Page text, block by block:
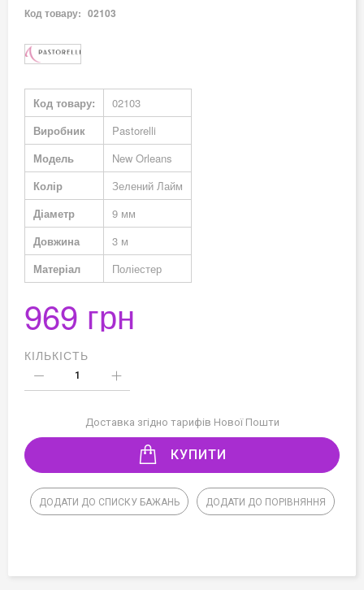
Код товару: 02103
Докладніше
Код товару:
02103
Виробник
Pastorelli
Модель
New Orleans
Колір
Зелений Лайм
Діаметр
9 мм
Довжина
3 м
Матеріал
Поліестер
969 грн
КІЛЬКІСТЬ
Доставка згідно тарифів Нової Пошти
КУПИТИ
ДОДАТИ ДО СПИСКУ БАЖАНЬ ДОДАТИ ДО ПОРІВНЯННЯ